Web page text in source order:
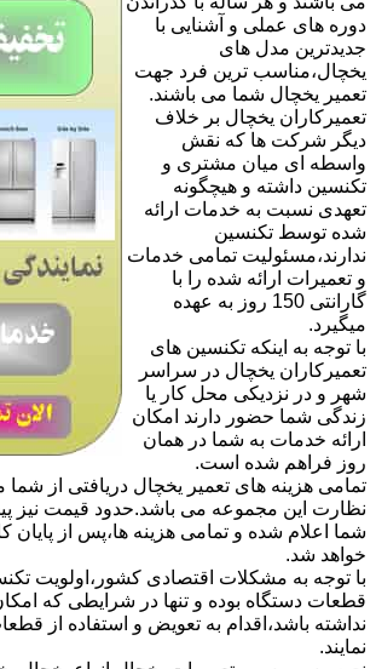
دوره های عملی و آشنایی با
جدیدترین مدل های
یخچال،مناسب ترین فرد جهت
تعمیر یخچال شما می باشند.
تعمیرکاران یخچال بر خلاف
دیگر شرکت ها که نقش
واسطه ای میان مشتری و
تکنسین داشته و هیچگونه
تعهدی نسبت به خدمات ارائه
شده توسط تکنسین
ندارند،مسئولیت تمامی خدمات
و تعمیرات ارائه شده را با
گارانتی 150 روز به عهده
میگیرد.
با توجه به اینکه تکنسین های
تعمیرکاران یخچال در سراسر
شهر و در نزدیکی محل کار یا
زندگی شما حضور دارند امکان
ارائه خدمات به شما در همان
روز فراهم شده است.
تمامی هزینه های تعمیر یخچال دریافتی از
نظارت این مجموعه می باشد.حدود قیمت نیز
شما اعلام شده و تمامی هزینه ها،پس از پایان
خواهد شد.
با توجه به مشکلات اقتصادی کشور،اولویت
قطعات دستگاه بوده و تنها در شرایطی که
نداشته باشد،اقدام به تعویض و استفاده از
نمایند.